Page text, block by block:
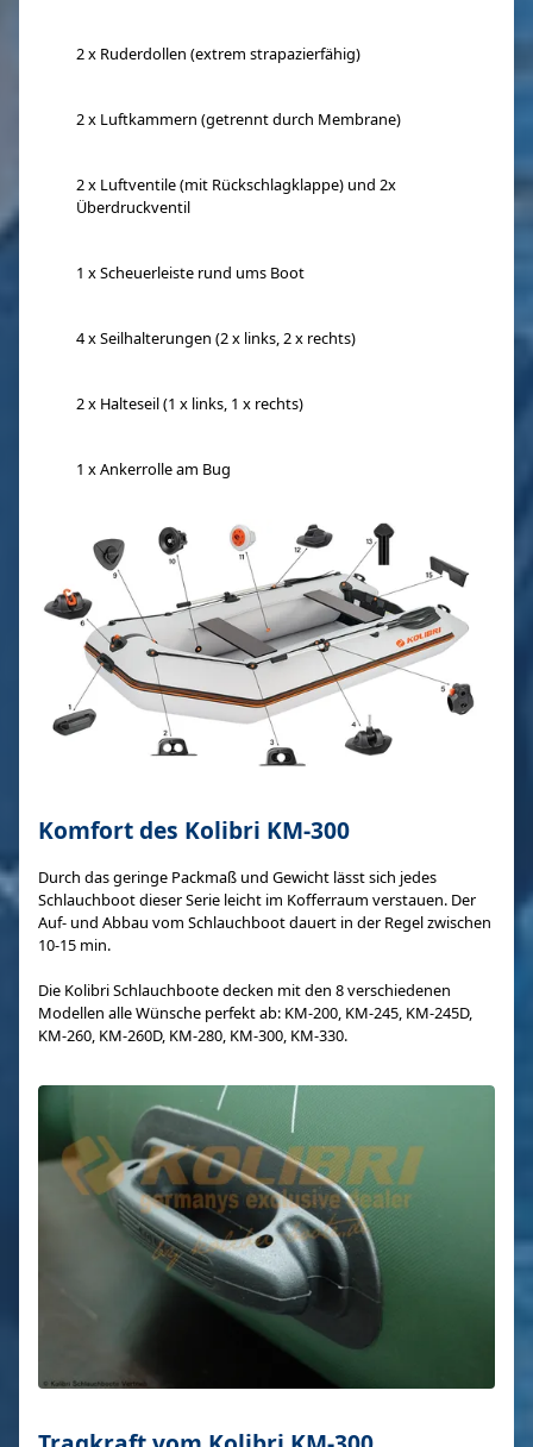
2 x Ruderdollen (extrem strapazierfähig)
2 x Luftkammern (getrennt durch Membrane)
2 x Luftventile (mit Rückschlagklappe) und 2x
Überdruckventil
1 x Scheuerleiste rund ums Boot
4 x Seilhalterungen (2 x links, 2 x rechts)
2 x Halteseil (1 x links, 1 x rechts)
1 x Ankerrolle am Bug
Komfort des Kolibri KM-300
Durch das geringe Packmaß und Gewicht lässt sich jedes
Schlauchboot dieser Serie leicht im Kofferraum verstauen. Der
Auf- und Abbau vom Schlauchboot dauert in der Regel zwischen
10-15 min.
Die Kolibri Schlauchboote decken mit den 8 verschiedenen
Modellen alle Wünsche perfekt ab: KM-200, KM-245, KM-245D,
KM-260, KM-260D, KM-280, KM-300, KM-330.